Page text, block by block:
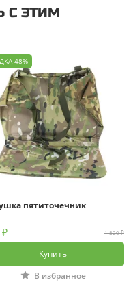
С ЭТИМ
48%
пятиточечник
1 820 ₽
Купить
В избранное